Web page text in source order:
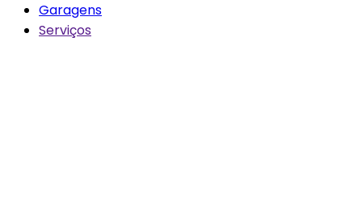
Garagens
Serviços